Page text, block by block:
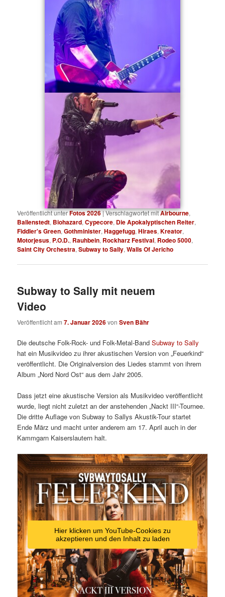
Veröffentlicht unterFotos 2026|Verschlagwortet mitAirbourne,
Ballenstedt, Biohazard,Cypecore, Die Apokalyptischen Reiter,
Fiddler's Green,Gothminister,Haggefugg,Hiraes,Kreator,
Motorjesus, P.O.D., Rauhbein, Rockharz Festival, Rodeo 5000,
Saint City Orchestra,Subway to Sally,Walls Of Jericho
Subway to Sally mit neuem
Video
Veröffentlicht am7. Januar 2026vonSven Bähr
Die deutsche Folk-Rock- und Folk-Metal-BandSubway to Sally
hat ein Musikvideo zu ihrer akustischen Version von „Feuerkind“
veröffentlicht. Die Originalversion des Liedes stammt von ihrem
Album „Nord Nord Ost“ aus dem Jahr 2005.
Dass jetzt eine akustische Version als Musikvideo veröffentlicht
wurde, liegt nicht zuletzt an der anstehenden „Nackt III“-Tournee.
Die dritte Auflage von Subway to Sallys Akustik-Tour startet
Ende März und macht unter anderem am 17. April auch in der
Kammgarn Kaiserslautern halt.
Hier klicken um YouTube-Cookies zu
akzeptieren und den Inhalt zu laden